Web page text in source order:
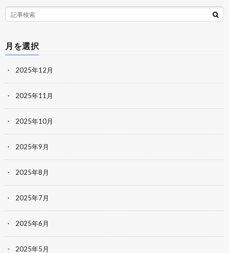
月を選択
2025年12月
2025年11月
2025年10月
2025年9月
2025年8月
2025年7月
2025年6月
2025年5月